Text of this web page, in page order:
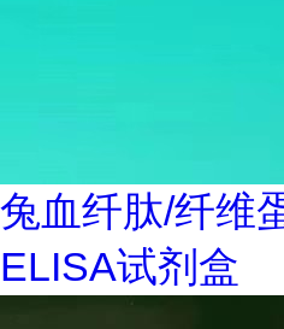
兔血纤肽/纤维
ELISA试剂盒